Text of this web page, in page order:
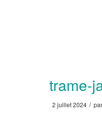
trame-
2 juillet 2024 / par